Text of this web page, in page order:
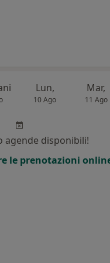
Lun,
10 Ago
Mar,
11 Ago
agende disponibili!
le prenotazioni